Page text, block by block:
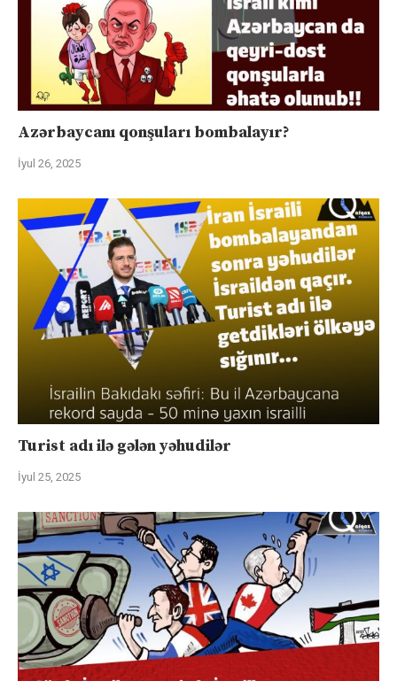
Azərbaycanı qonşuları bombalayır?
İyul 26, 2025
Turist adı ilə gələn yəhudilər
İyul 25, 2025